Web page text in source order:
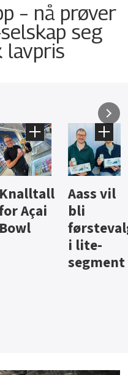
– nå prøver
seg
lavpris
Brus og
fra
Berentsen
Hard
iste fra
Hansa